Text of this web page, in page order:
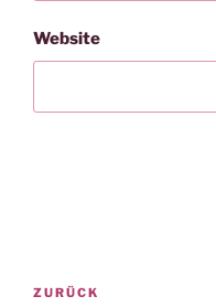
Website
Beitragsnavigation
Vorheriger
ZURÜCK